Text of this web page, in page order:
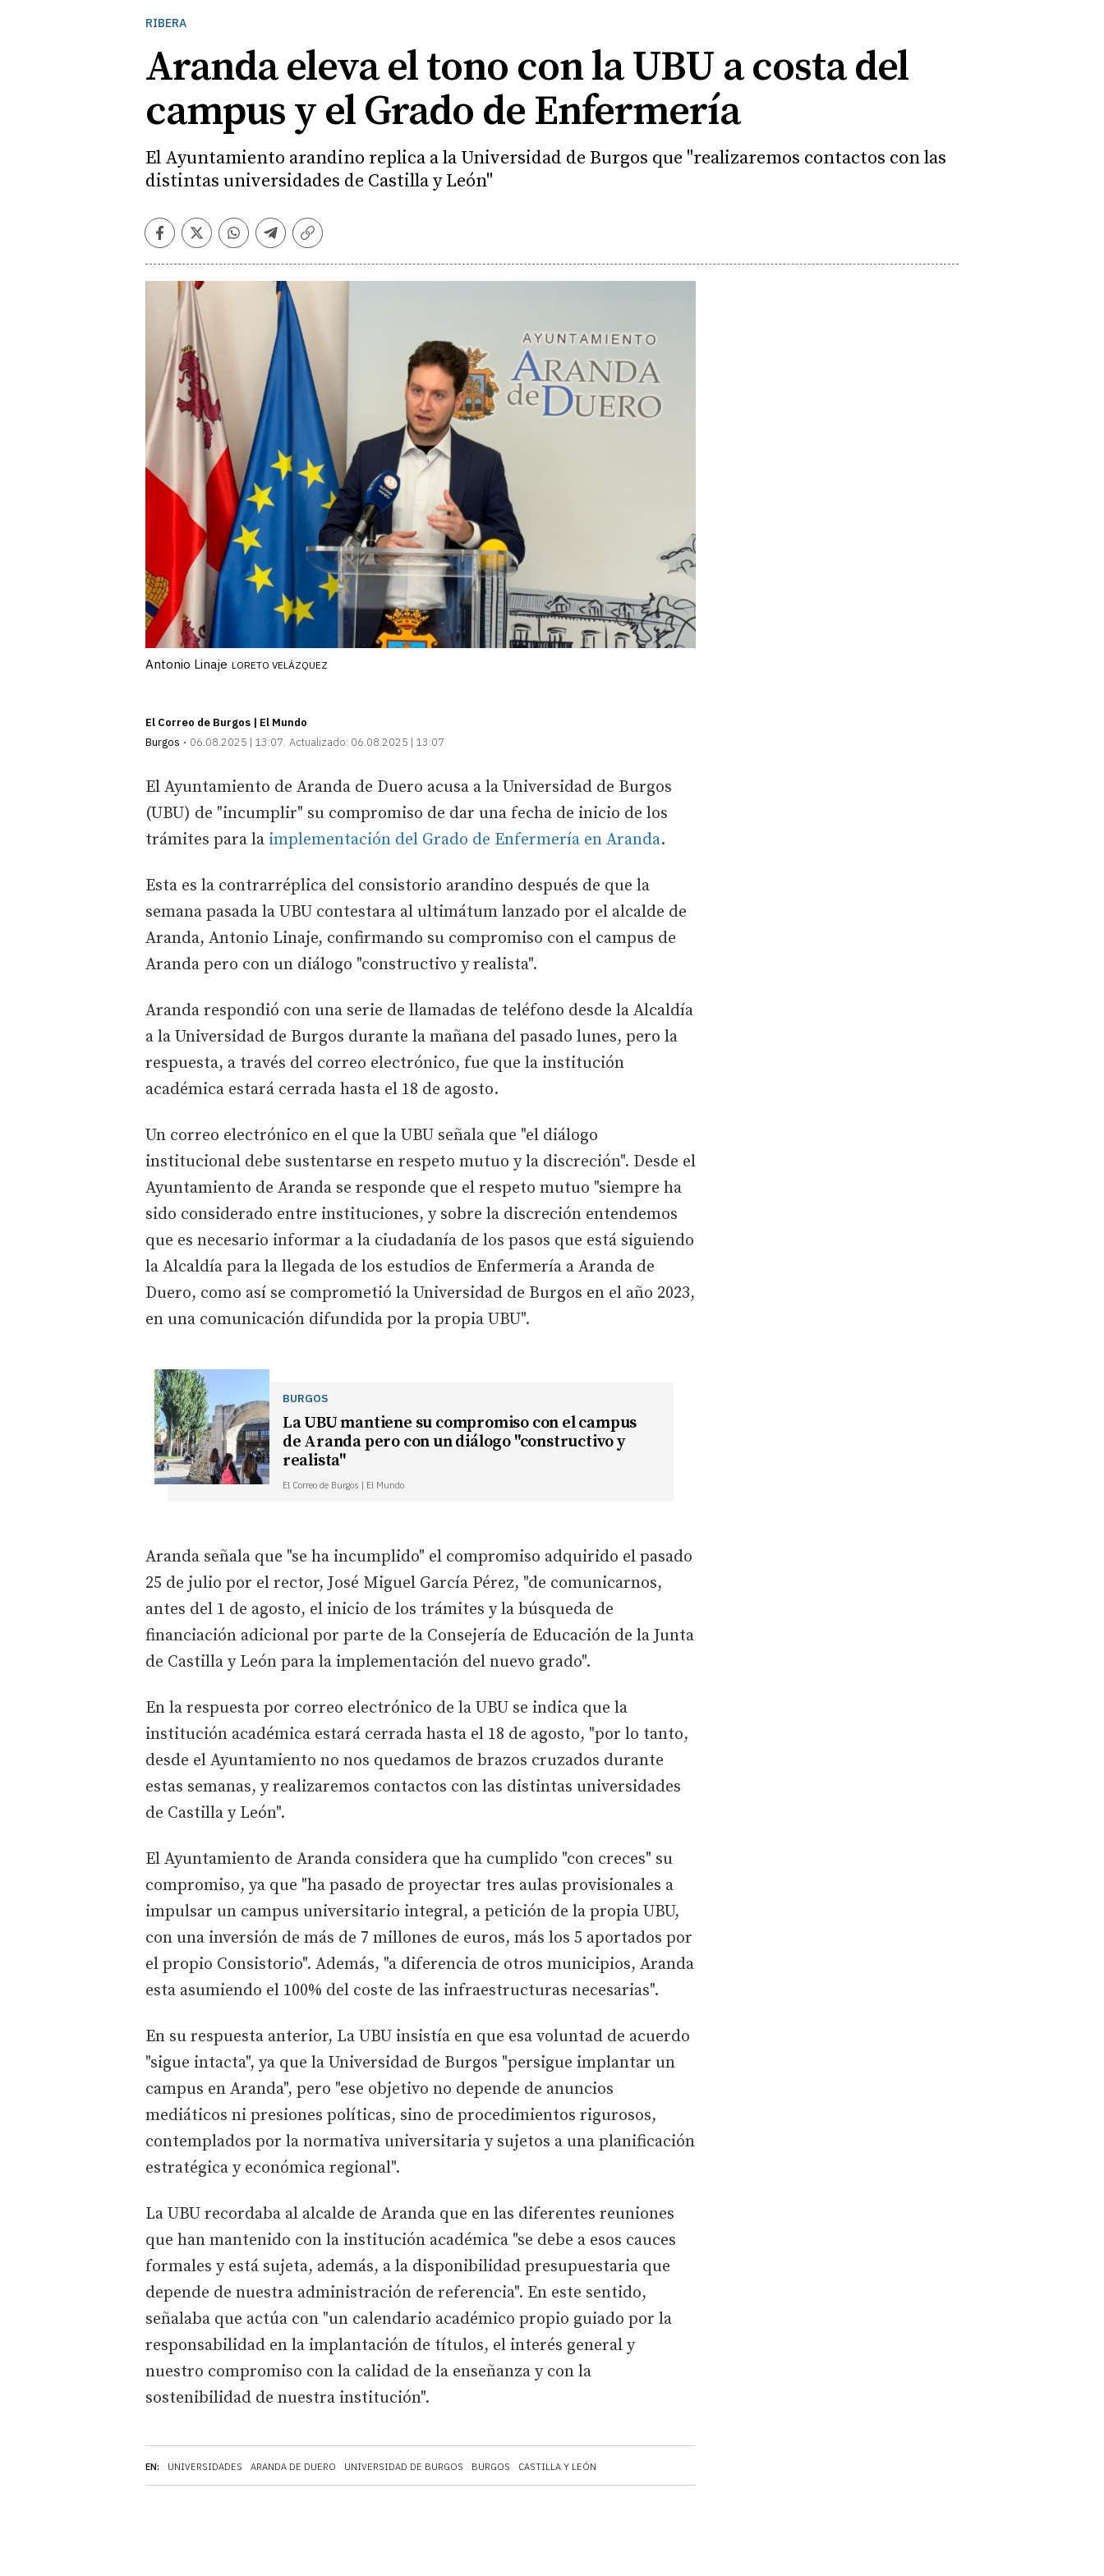
RIBERA
Aranda eleva el tono con la UBU a costa del
campus y el Grado de Enfermería
El Ayuntamiento arandino replica a la Universidad de Burgos que "realizaremos contactos con las
distintas universidades de Castilla y León"
Facebook
TwitterWhatsapp
Telegram
Copiar
Antonio Linaje LORETO VELÁZQUEZ
El Correo de Burgos | El Mundo
Burgos
06.08.2025 | 13:07 Actualizado: 06.08.2025 | 13:07
EN: UNIVERSIDADES ARANDA DE DUERO UNIVERSIDAD DE BURGOS BURGOS CASTILLA Y LEÓN
El Ayuntamiento de Aranda de Duero acusa a la Universidad de Burgos
(UBU) de "incumplir" su compromiso de dar una fecha de inicio de los
trámites para la implementación del Grado de Enfermería en Aranda.
Esta es la contrarréplica del consistorio arandino después de que la
semana pasada la UBU contestara al ultimátum lanzado por el alcalde de
Aranda, Antonio Linaje, confirmando su compromiso con el campus de
Aranda pero con un diálogo "constructivo y realista".
Aranda respondió con una serie de llamadas de teléfono desde la Alcaldía
a la Universidad de Burgos durante la mañana del pasado lunes, pero la
respuesta, a través del correo electrónico, fue que la institución
académica estará cerrada hasta el 18 de agosto.
Un correo electrónico en el que la UBU señala que "el diálogo
institucional debe sustentarse en respeto mutuo y la discreción". Desde el
Ayuntamiento de Aranda se responde que el respeto mutuo "siempre ha
sido considerado entre instituciones, y sobre la discreción entendemos
que es necesario informar a la ciudadanía de los pasos que está siguiendo
la Alcaldía para la llegada de los estudios de Enfermería a Aranda de
Duero, como así se comprometió la Universidad de Burgos en el año 2023,
en una comunicación difundida por la propia UBU".
BURGOS
La UBU mantiene su compromiso con el campus
de Aranda pero con un diálogo "constructivo y
realista"
El Correo de Burgos | El Mundo
Aranda señala que "se ha incumplido" el compromiso adquirido el pasado
25 de julio por el rector, José Miguel García Pérez, "de comunicarnos,
antes del 1 de agosto, el inicio de los trámites y la búsqueda de
financiación adicional por parte de la Consejería de Educación de la Junta
de Castilla y León para la implementación del nuevo grado".
En la respuesta por correo electrónico de la UBU se indica que la
institución académica estará cerrada hasta el 18 de agosto, "por lo tanto,
desde el Ayuntamiento no nos quedamos de brazos cruzados durante
estas semanas, y realizaremos contactos con las distintas universidades
de Castilla y León".
El Ayuntamiento de Aranda considera que ha cumplido "con creces" su
compromiso, ya que "ha pasado de proyectar tres aulas provisionales a
impulsar un campus universitario integral, a petición de la propia UBU,
con una inversión de más de 7 millones de euros, más los 5 aportados por
el propio Consistorio". Además, "a diferencia de otros municipios, Aranda
esta asumiendo el 100% del coste de las infraestructuras necesarias".
En su respuesta anterior, La UBU insistía en que esa voluntad de acuerdo
"sigue intacta", ya que la Universidad de Burgos "persigue implantar un
campus en Aranda", pero "ese objetivo no depende de anuncios
mediáticos ni presiones políticas, sino de procedimientos rigurosos,
contemplados por la normativa universitaria y sujetos a una planificación
estratégica y económica regional".
La UBU recordaba al alcalde de Aranda que en las diferentes reuniones
que han mantenido con la institución académica "se debe a esos cauces
formales y está sujeta, además, a la disponibilidad presupuestaria que
depende de nuestra administración de referencia". En este sentido,
señalaba que actúa con "un calendario académico propio guiado por la
responsabilidad en la implantación de títulos, el interés general y
nuestro compromiso con la calidad de la enseñanza y con la
sostenibilidad de nuestra institución".